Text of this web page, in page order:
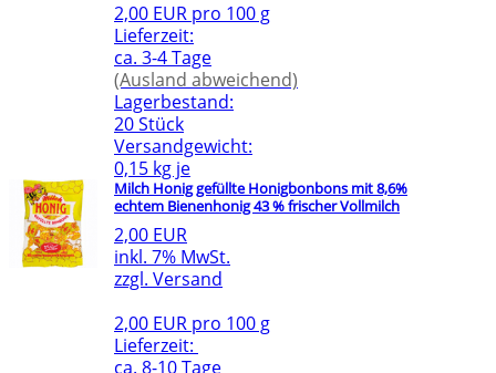
2,00 EUR pro 100 g
Lieferzeit:
ca. 3-4 Tage
(Ausland abweichend)
Lagerbestand:
20 Stück
Versandgewicht:
0,15 kg je
Milch Honig gefüllte Honigbonbons mit 8,6%
echtem Bienenhonig 43 % frischer Vollmilch
2,00 EUR
inkl. 7% MwSt.
zzgl. Versand
2,00 EUR pro 100 g
Lieferzeit:
ca. 8-10 Tage